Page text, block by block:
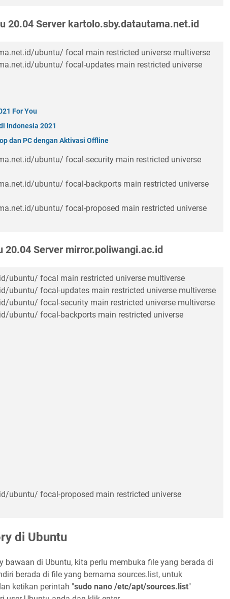
20.04 Server kartolo.sby.datautama.net.id
ubuntu/ focal main restricted universe multiverse
ubuntu/ focal-updates main restricted universe
For You
Indonesia 2021
dan PC dengan Aktivasi Offline
ubuntu/ focal-security main restricted universe
ubuntu/ focal-backports main restricted universe
ubuntu/ focal-proposed main restricted universe
20.04 Server mirror.poliwangi.ac.id
ubuntu/ focal main restricted universe multiverse
ubuntu/ focal-updates main restricted universe multiverse
ubuntu/ focal-security main restricted universe multiverse
ubuntu/ focal-backports main restricted universe
ubuntu/ focal-proposed main restricted universe
di Ubuntu
bawaan di Ubuntu, kita perlu membuka file yang berada di
berada di file yang bernama sources.list, untuk
ketikan perintah "sudo nano /etc/apt/sources.list"